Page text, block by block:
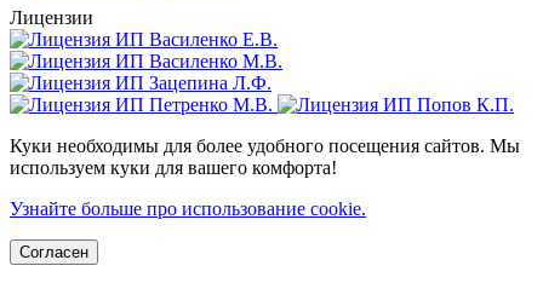
Лицензии
Куки необходимы для более удобного посещения сайтов. Мы
используем куки для вашего комфорта!
Узнайте больше про использование cookie.
Согласен